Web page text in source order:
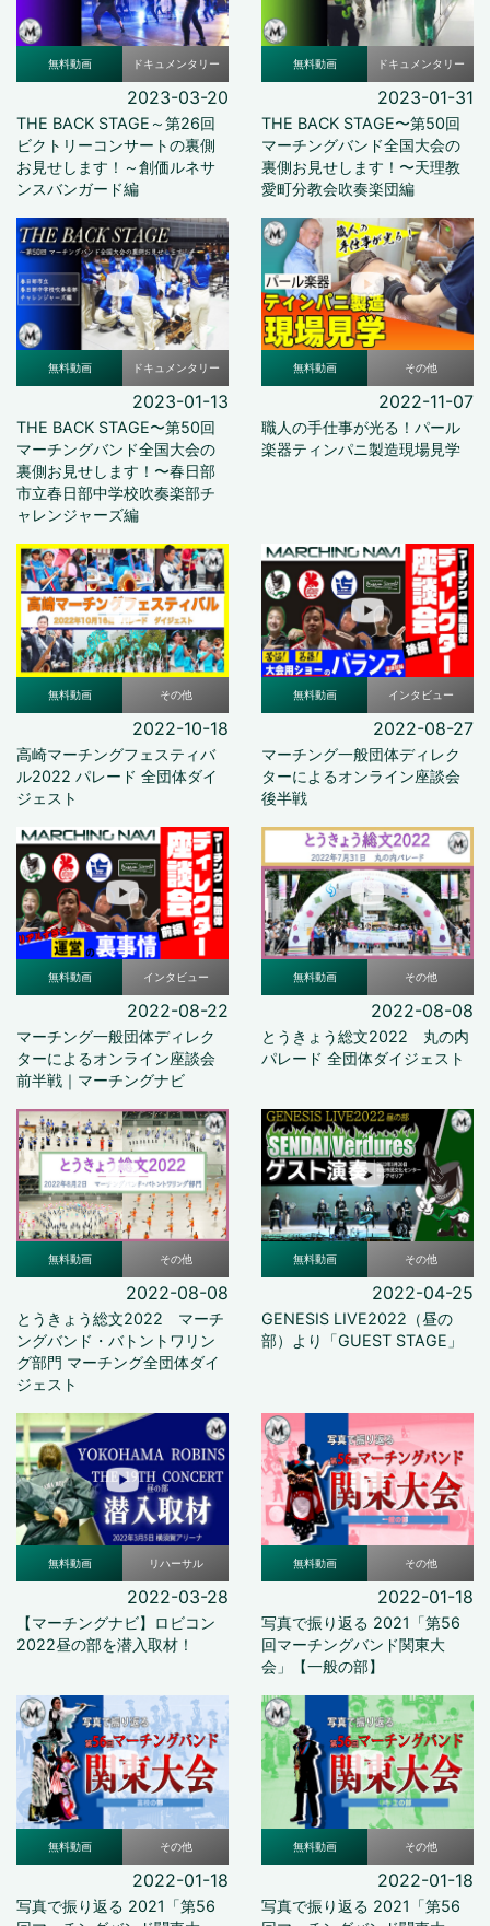
無料動画 ドキュメンタリー
2023-03-20
THE BACK STAGE～第26回
ビクトリーコンサートの裏側
お見せします！～創価ルネサ
ンスバンガード編
無料動画 ドキュメンタリー
2023-01-31
THE BACK STAGE〜第50回
マーチングバンド全国大会の
裏側お見せします！〜天理教
愛町分教会吹奏楽団編
無料動画 ドキュメンタリー
2023-01-13
THE BACK STAGE〜第50回
マーチングバンド全国大会の
裏側お見せします！〜春日部
市立春日部中学校吹奏楽部チ
ャレンジャーズ編
無料動画 その他
2022-11-07
職人の手仕事が光る！パール
楽器ティンパニ製造現場見学
無料動画 その他
2022-10-18
高崎マーチングフェスティバ
ル2022 パレード 全団体ダイ
ジェスト
無料動画 インタビュー
2022-08-27
マーチング一般団体ディレク
ターによるオンライン座談会
後半戦
無料動画 インタビュー
2022-08-22
マーチング一般団体ディレク
ターによるオンライン座談会
前半戦｜マーチングナビ
無料動画 その他
2022-08-08
とうきょう総文2022 丸の内
パレード 全団体ダイジェスト
無料動画 その他
2022-08-08
とうきょう総文2022 マーチ
ングバンド・バトントワリン
グ部門 マーチング全団体ダイ
ジェスト
無料動画 その他
2022-04-25
GENESIS LIVE2022（昼の
部）より「GUEST STAGE」
無料動画 リハーサル
2022-03-28
【マーチングナビ】ロビコン
2022昼の部を潜入取材！
無料動画 その他
2022-01-18
写真で振り返る 2021「第56
回マーチングバンド関東大
会」【一般の部】
無料動画 その他
2022-01-18
写真で振り返る 2021「第56
無料動画 その他
2022-01-18
写真で振り返る 2021「第56